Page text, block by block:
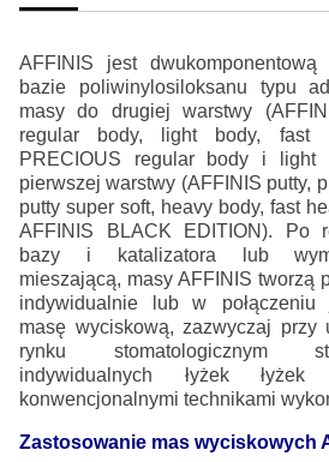
AFFINIS jest
bazie poliwinylosiloksanu typu
masy do drugiejwarstwy
regular body, light body, fast
PRECIOUS regular body i light
pierwszej warstwy (AFFINIS putty,
putty super soft, heavy body, fast
AFFINIS BLACK EDITION). Po
bazy i
katalizatora lub
mieszającą, masy AFFINIS tworzą
indywidualnie lub w
połączeniu
masę wyciskową, zazwyczaj przy
rynku stomatologicznym
indywidualnych łyżek łyżek
konwencjonalnymi technikami
Zastosowanie mas wyciskowych